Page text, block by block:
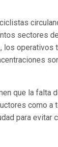
sectores
operativos
que la falta
como a
para evitar